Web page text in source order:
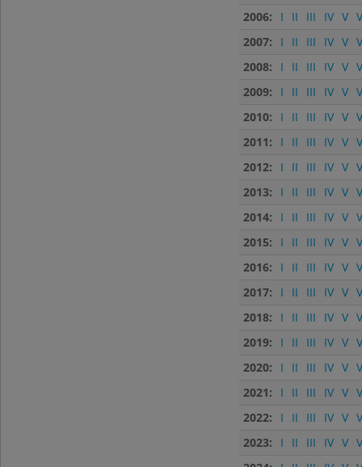
2006:
I II III IV V
2007:
I II III IV V
2008:
I II III IV V
2009:
I II III IV V
2010:
I II III IV V
2011:
I II III IV V
2012:
I II III IV V
2013:
I II III IV V
2014:
I II III IV V
2015:
I II III IV V
2016:
I II III IV V
2017:
I II III IV V
2018:
I II III IV V
2019:
I II III IV V
2020:
I II III IV V
2021:
I II III IV V
2022:
I II III IV V
2023:
I II III IV V